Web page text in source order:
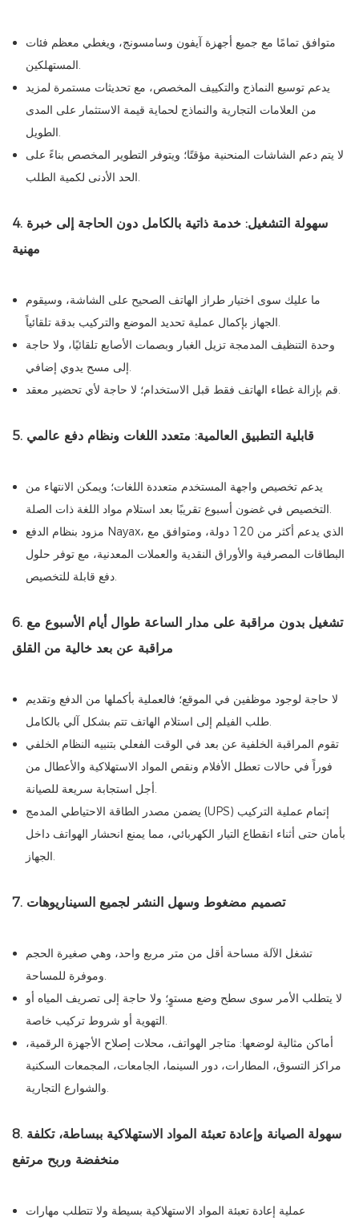
متوافق تمامًا مع جميع أجهزة آيفون وسامسونج، ويغطي معظم فئات
المستهلكين.
يدعم توسيع النماذج والتكييف المخصص، مع تحديثات مستمرة لمزيد
من العلامات التجارية والنماذج لحماية قيمة الاستثمار على المدى
الطويل.
لا يتم دعم الشاشات المنحنية مؤقتًا؛ ويتوفر التطوير المخصص بناءً على
الحد الأدنى لكمية الطلب.
4. سهولة التشغيل: خدمة ذاتية بالكامل دون الحاجة إلى خبرة
مهنية
ما عليك سوى اختيار طراز الهاتف الصحيح على الشاشة، وسيقوم
الجهاز بإكمال عملية تحديد الموضع والتركيب بدقة تلقائياً.
وحدة التنظيف المدمجة تزيل الغبار وبصمات الأصابع تلقائيًا، ولا حاجة
إلى مسح يدوي إضافي.
قم بإزالة غطاء الهاتف فقط قبل الاستخدام؛ لا حاجة لأي تحضير معقد.
5. قابلية التطبيق العالمية: متعدد اللغات ونظام دفع عالمي
يدعم تخصيص واجهة المستخدم متعددة اللغات؛ ويمكن الانتهاء من
التخصيص في غضون أسبوع تقريبًا بعد استلام مواد اللغة ذات الصلة.
مزود بنظام الدفع Nayax، الذي يدعم أكثر من 120 دولة، ومتوافق مع
البطاقات المصرفية والأوراق النقدية والعملات المعدنية، مع توفر حلول
دفع قابلة للتخصيص.
6. تشغيل بدون مراقبة على مدار الساعة طوال أيام الأسبوع مع
مراقبة عن بعد خالية من القلق
لا حاجة لوجود موظفين في الموقع؛ فالعملية بأكملها من الدفع وتقديم
طلب الفيلم إلى استلام الهاتف تتم بشكل آلي بالكامل.
تقوم المراقبة الخلفية عن بعد في الوقت الفعلي بتنبيه النظام الخلفي
فوراً في حالات تعطل الأفلام ونقص المواد الاستهلاكية والأعطال من
أجل استجابة سريعة للصيانة.
يضمن مصدر الطاقة الاحتياطي المدمج (UPS) إتمام عملية التركيب
بأمان حتى أثناء انقطاع التيار الكهربائي، مما يمنع انحشار الهواتف داخل
الجهاز.
7. تصميم مضغوط وسهل النشر لجميع السيناريوهات
تشغل الآلة مساحة أقل من متر مربع واحد، وهي صغيرة الحجم
وموفرة للمساحة.
لا يتطلب الأمر سوى سطح وضع مستوٍ؛ ولا حاجة إلى تصريف المياه أو
التهوية أو شروط تركيب خاصة.
أماكن مثالية لوضعها: متاجر الهواتف، محلات إصلاح الأجهزة الرقمية،
مراكز التسوق، المطارات، دور السينما، الجامعات، المجمعات السكنية
والشوارع التجارية.
8. سهولة الصيانة وإعادة تعبئة المواد الاستهلاكية ببساطة، تكلفة
منخفضة وربح مرتفع
عملية إعادة تعبئة المواد الاستهلاكية بسيطة ولا تتطلب مهارات